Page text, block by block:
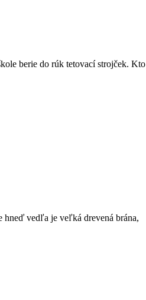
berie do rúk tetovací strojček. Kto
hneď vedľa je veľká drevená brána,